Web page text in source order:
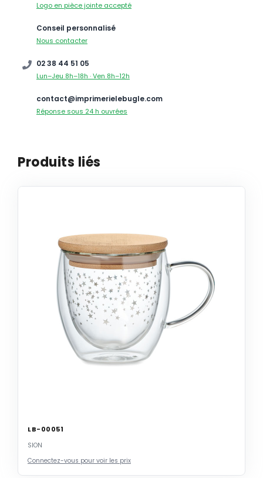
Logo en pièce jointe accepté
Conseil personnalisé
Nous contacter
02 38 44 51 05
Lun–Jeu 8h–18h · Ven 8h–12h
contact@imprimerielebugle.com
Réponse sous 24 h ouvrées
Produits liés
LB-00051
SION
Connectez-vous pour voir les prix